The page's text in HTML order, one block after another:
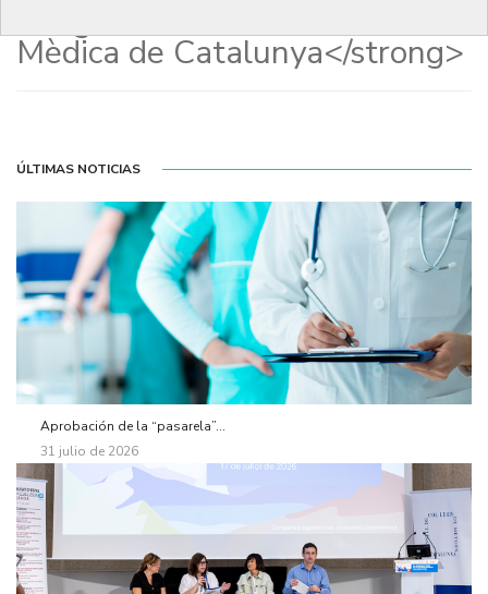
Congrés de la Professió
Mèdica de Catalunya</strong>
ÚLTIMAS NOTICIAS
Aprobación de la “pasarela”...
31 julio de 2026